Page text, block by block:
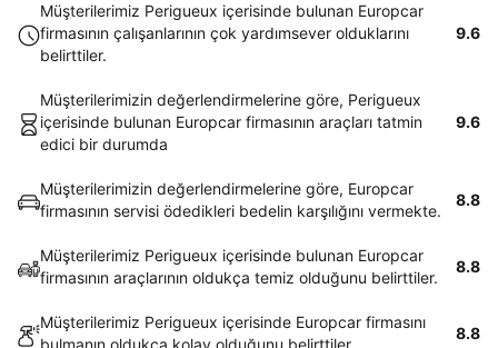
Müşterilerimiz Perigueux içerisinde bulunan Europcar
firmasının çalışanlarının çok yardımsever olduklarını
belirttiler.
9.6
Müşterilerimizin değerlendirmelerine göre, Perigueux
içerisinde bulunan Europcar firmasının araçları tatmin
edici bir durumda
9.6
Müşterilerimizin değerlendirmelerine göre, Europcar
firmasının servisi ödedikleri bedelin karşılığını vermekte.
8.8
Müşterilerimiz Perigueux içerisinde bulunan Europcar
firmasının araçlarının oldukça temiz olduğunu belirttiler.
8.8
Müşterilerimiz Perigueux içerisinde Europcar firmasını
bulmanın oldukça kolay olduğunu belirttiler
8.8